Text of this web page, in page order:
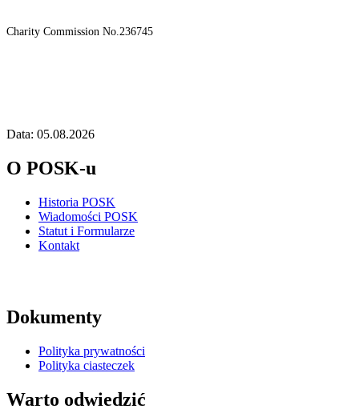
Charity Commission No.236745
Data: 05.08.2026
O POSK-u
Historia POSK
Wiadomości POSK
Statut i Formularze
Kontakt
Dokumenty
Polityka prywatności
Polityka ciasteczek
Warto odwiedzić